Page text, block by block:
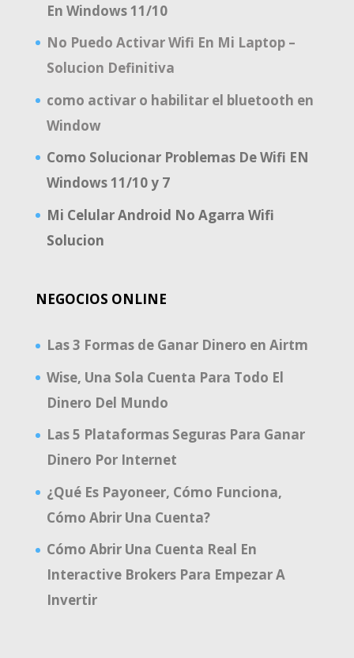
En Windows 11/10
No Puedo Activar Wifi En Mi Laptop –
Solucion Definitiva
como activar o habilitar el bluetooth en
Window
Como Solucionar Problemas De Wifi EN
Windows 11/10 y 7
Mi Celular Android No Agarra Wifi
Solucion
NEGOCIOS ONLINE
Las 3 Formas de Ganar Dinero en Airtm
Wise, Una Sola Cuenta Para Todo El
Dinero Del Mundo
Las 5 Plataformas Seguras Para Ganar
Dinero Por Internet
¿Qué Es Payoneer, Cómo Funciona,
Cómo Abrir Una Cuenta?
Cómo Abrir Una Cuenta Real En
Interactive Brokers Para Empezar A
Invertir